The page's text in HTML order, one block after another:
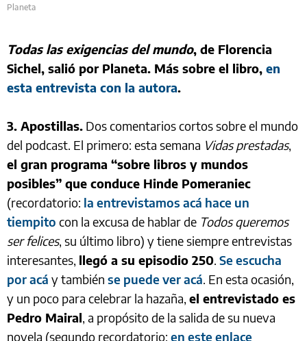
Planeta
Todas las exigencias del mundo, de Florencia
Sichel, salió por Planeta. Más sobre el libro, en
esta entrevista con la autora.
3. Apostillas. Dos comentarios cortos sobre el mundo
del podcast. El primero: esta semana Vidas prestadas,
el gran programa “sobre libros y mundos
posibles” que conduce Hinde Pomeraniec
(recordatorio: la entrevistamos acá hace un
tiempito con la excusa de hablar de Todos queremos
ser felices, su último libro) y tiene siempre entrevistas
interesantes, llegó a su episodio 250. Se escucha
por acá y también se puede ver acá. En esta ocasión,
y un poco para celebrar la hazaña, el entrevistado es
Pedro Mairal, a propósito de la salida de su nueva
novela (segundo recordatorio: en este enlace